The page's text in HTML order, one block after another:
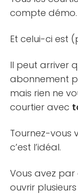
compte démo.
Et celui-ci est
Il peut arriver
abonnement
mais rien ne
courtier avec
Tournez-vous
c’est l’idéal.
Vous avez par
ouvrir